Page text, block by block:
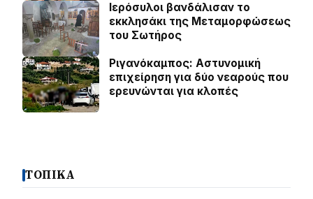
Ιερόσυλοι βανδάλισαν το
εκκλησάκι της Μεταμορφώσεως
του Σωτήρος
Ριγανόκαμπος: Αστυνομική
επιχείρηση για δύο νεαρούς που
ερευνώνται για κλοπές
ΤΟΠΙΚΑ